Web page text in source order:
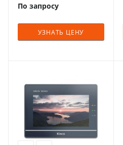
По запросу
УЗНАТЬ ЦЕНУ